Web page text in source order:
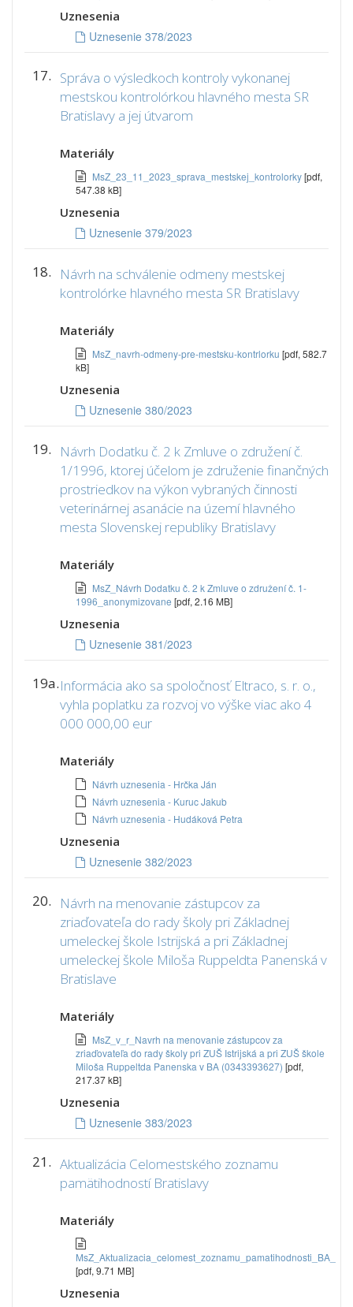
Uznesenia
Uznesenie 378/2023
17. Správa o výsledkoch kontroly vykonanej
mestskou kontrolórkou hlavného mesta SR
Bratislavy a jej útvarom
Materiály
MsZ_23_11_2023_sprava_mestskej_kontrolorky[pdf,
547.38 kB]
Uznesenia
Uznesenie 379/2023
18.
Návrh na schválenie odmeny mestskej
kontrolórke hlavného mesta SR Bratislavy
Materiály
MsZ_navrh-odmeny-pre-mestsku-kontrlorku [pdf, 582.7
kB]
Uznesenia
Uznesenie 380/2023
19.
Návrh Dodatku č. 2 k Zmluve o združení č.
1/1996, ktorej účelom je združenie finančných
prostriedkov na výkon vybraných činnosti
veterinárnej asanácie na území hlavného
mesta Slovenskej republiky Bratislavy
Materiály
MsZ_Návrh Dodatku č. 2 k Zmluve o združení č. 1-
1996_anonymizovane [pdf, 2.16 MB]
Uznesenia
Uznesenie 381/2023
19a.Informácia ako sa spoločnosť Eltraco, s. r. o.,
vyhla poplatku za rozvoj vo výške viac ako 4
000 000,00 eur
Materiály
Návrh uznesenia - Hrčka Ján
Návrh uznesenia - Kuruc Jakub
Návrh uznesenia - Hudáková Petra
Uznesenia
Uznesenie 382/2023
20.
Návrh na menovanie zástupcov za
zriaďovateľa do rady školy pri Základnej
umeleckej škole Istrijská a pri Základnej
umeleckej škole Miloša Ruppeldta Panenská v
Bratislave
Materiály
MsZ_v_r_Navrh na menovanie zástupcov za
zriaďovateľa do rady školy pri ZUŠ Istrijská a pri ZUŠ škole
Miloša Ruppeltda Panenska v BA (0343393627) [pdf,
217.37 kB]
Uznesenia
Uznesenie 383/2023
21. Aktualizácia Celomestského zoznamu
pamätihodností Bratislavy
Materiály
MsZ_Aktualizacia_celomest_zoznamu_pamatihodnosti_BA_
[pdf, 9.71 MB]
Uznesenia